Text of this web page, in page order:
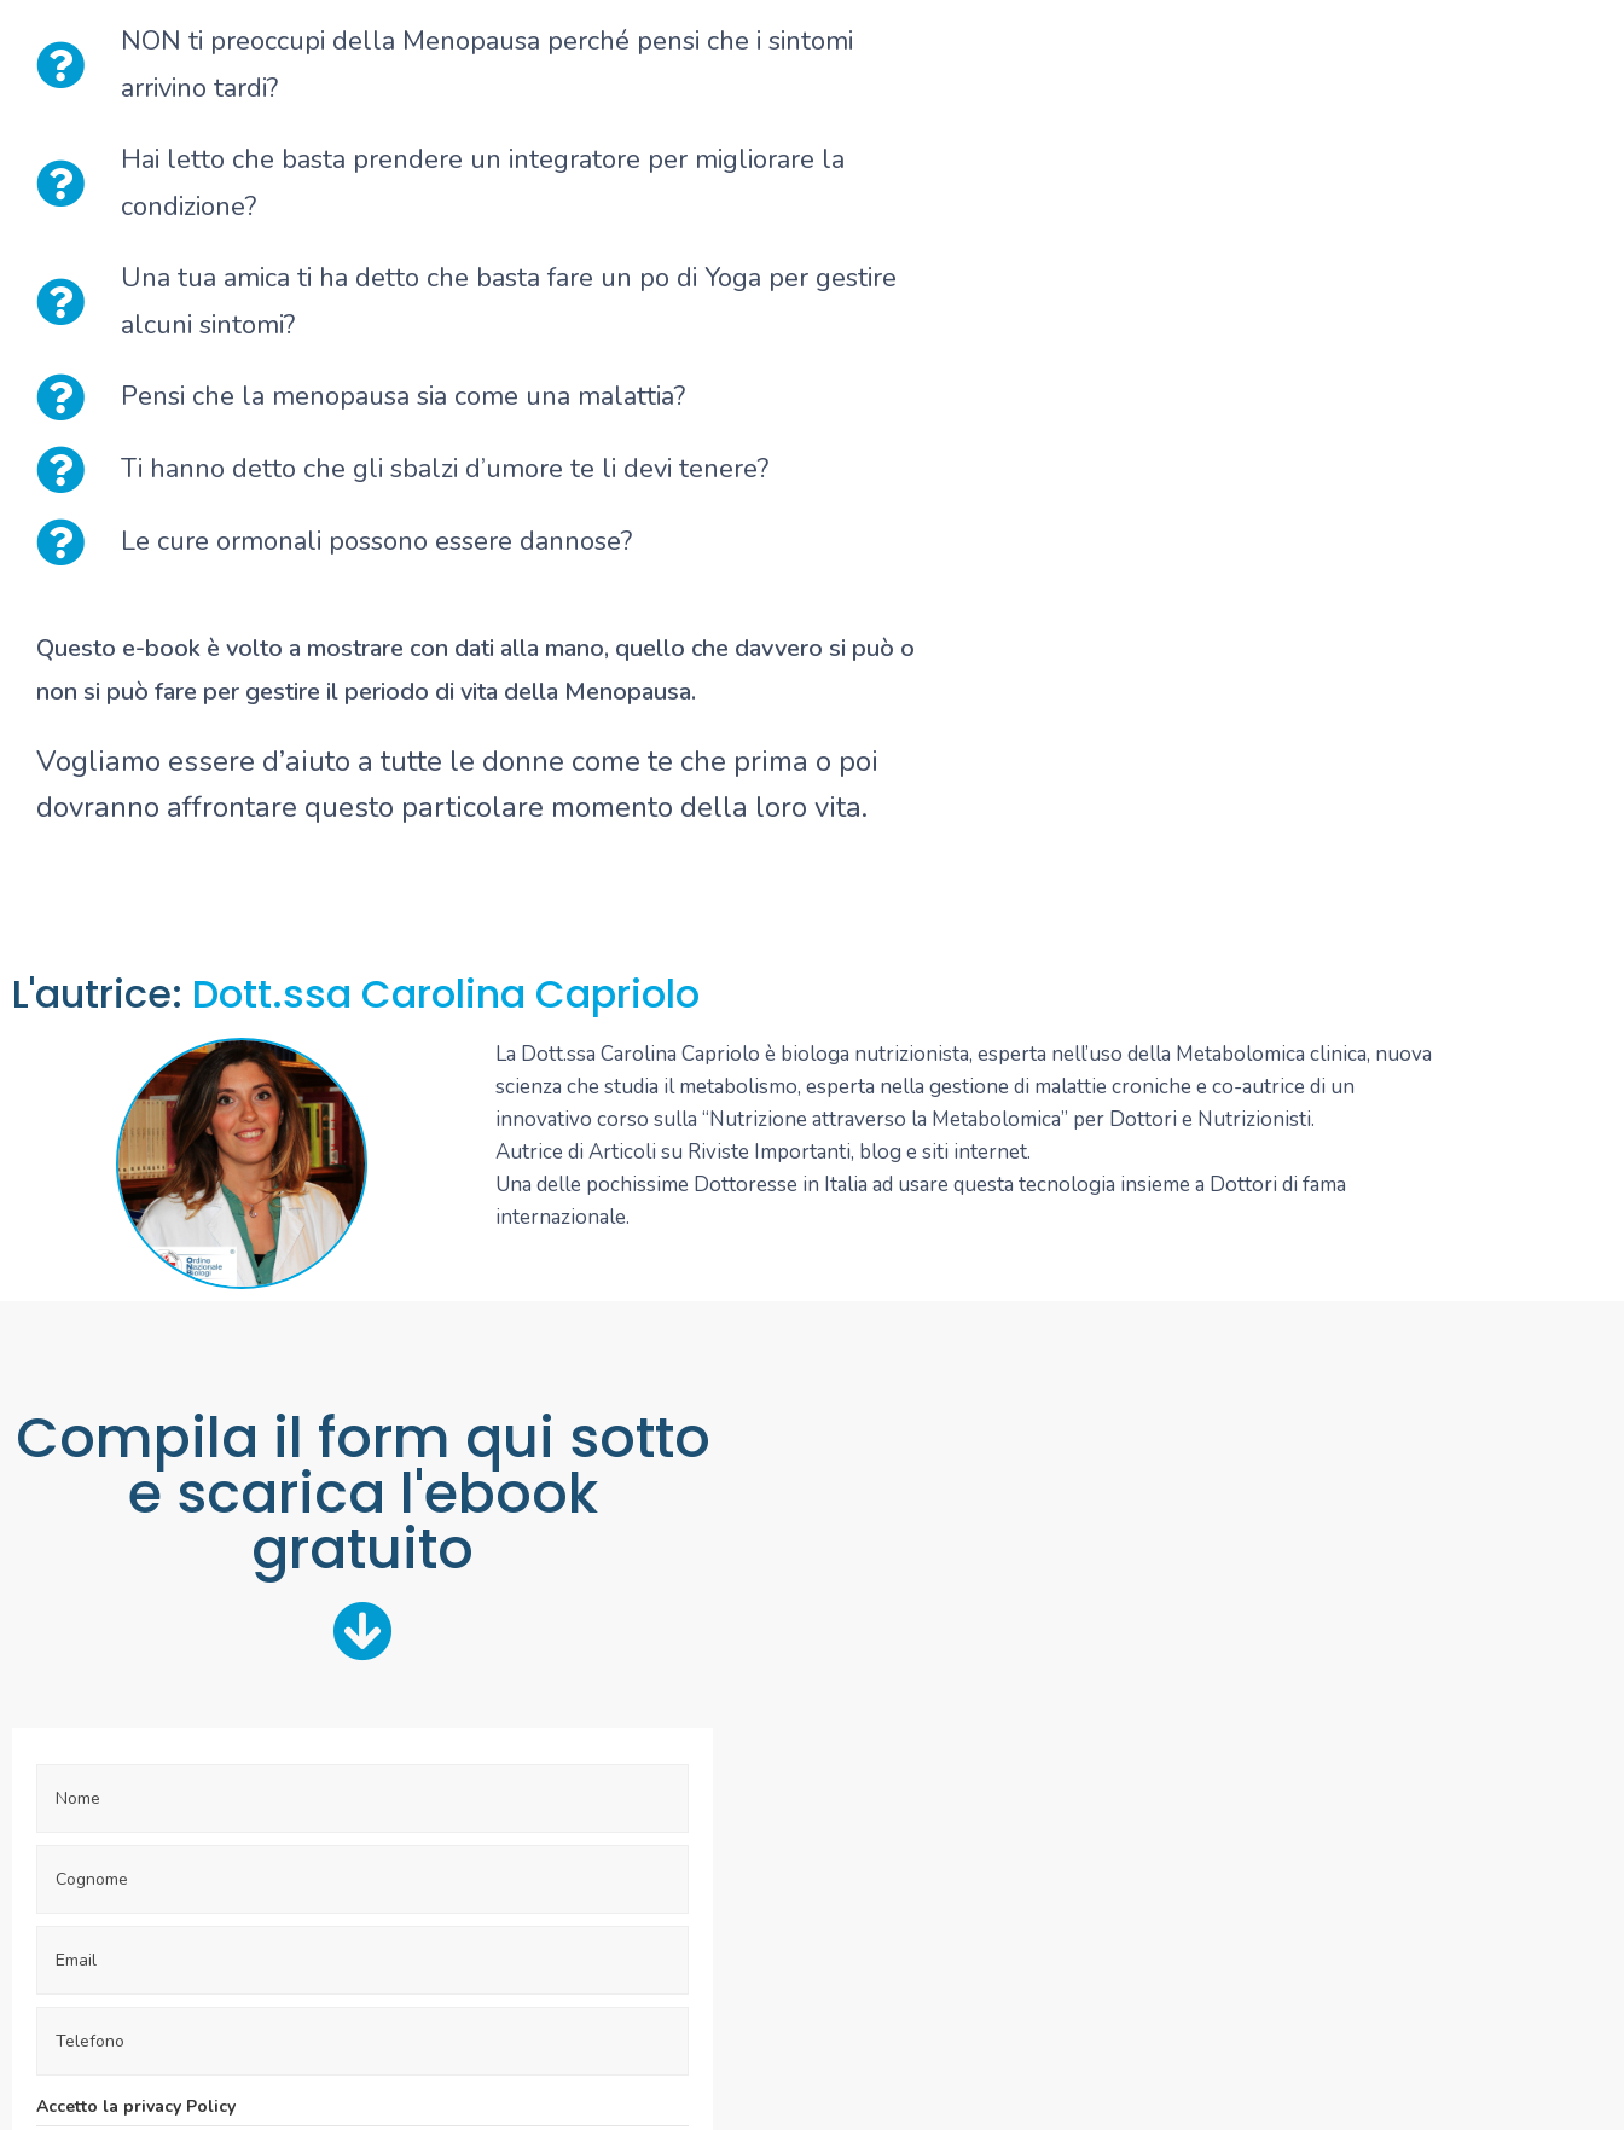
NON ti preoccupi della Menopausa perché pensi che i sintomi
arrivino tardi?
Hai letto che basta prendere un integratore per migliorare la
condizione?
Una tua amica ti ha detto che basta fare un po di Yoga per gestire
alcuni sintomi?
Pensi che la menopausa sia come una malattia?
Ti hanno detto che gli sbalzi d’umore te li devi tenere?
Le cure ormonali possono essere dannose?
Questo e-book è volto a mostrare con dati alla mano, quello che davvero si può o
non si può fare per gestire il periodo di vita della Menopausa.
Vogliamo essere d’aiuto a tutte le donne come te che prima o poi
dovranno affrontare questo particolare momento della loro vita.
L'autrice: Dott.ssa Carolina Capriolo
La Dott.ssa Carolina Capriolo è biologa nutrizionista, esperta nell’uso della Metabolomica clinica, nuova
scienza che studia il metabolismo, esperta nella gestione di malattie croniche e co-autrice di un
innovativo corso sulla “Nutrizione attraverso la Metabolomica” per Dottori e Nutrizionisti.
Autrice di Articoli su Riviste Importanti, blog e siti internet.
Una delle pochissime Dottoresse in Italia ad usare questa tecnologia insieme a Dottori di fama
internazionale.
Compila il form qui sotto
e scarica l'ebook
gratuito
Accetto la privacy Policy